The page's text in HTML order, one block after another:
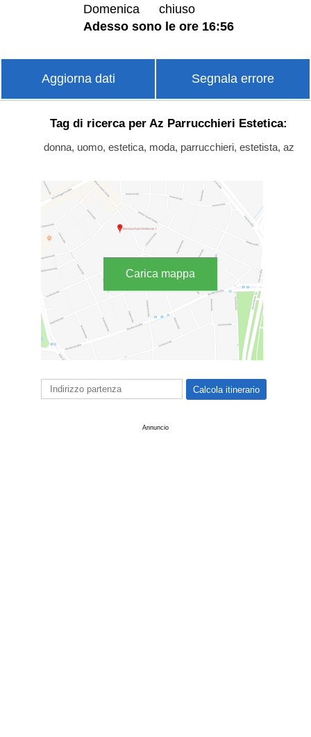
Domenica
chiuso
Adesso sono le ore 16:56
Aggiorna dati Segnala errore
Tag di ricerca per Az Parrucchieri Estetica:
donna, uomo, estetica, moda, parrucchieri, estetista, az
Carica mappa
Annuncio